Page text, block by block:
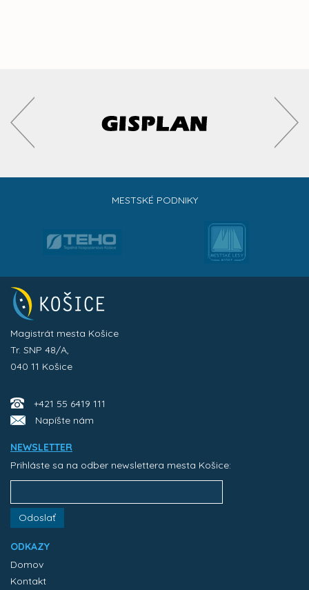
MESTSKÉ PODNIKY
Magistrát mesta Košice
Tr. SNP 48/A,
040 11 Košice
+421 55 6419 111
Napíšte nám
NEWSLETTER
Prihláste sa na odber newslettera mesta Košice:
Odoslať
ODKAZY
Domov
Kontakt